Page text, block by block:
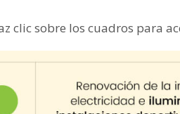
clic sobre los cuadros para